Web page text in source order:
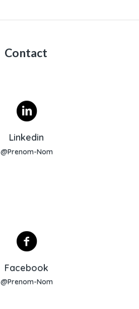
Contact
Linkedin
@Prenom-Nom
Facebook
@Prenom-Nom